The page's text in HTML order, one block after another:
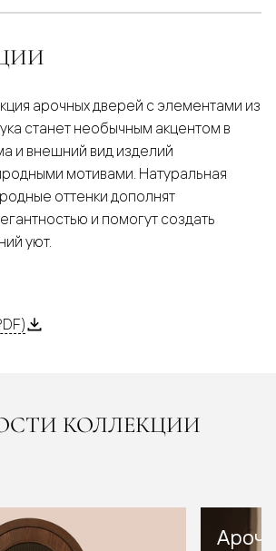
арочных дверей с элементами из
станет необычным акцентом в
и внешний вид изделий
мотивами. Натуральная
оттенки дополнят
и помогут создать
уют.
КОЛЛЕКЦИИ